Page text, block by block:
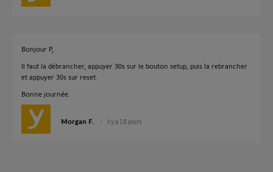
Bonjour P,
Il faut la débrancher, appuyer 30s sur le bouton setup, puis la rebrancher
et appuyer 30s sur reset.
Bonne journée.
Morgan F. il y a 18 jours